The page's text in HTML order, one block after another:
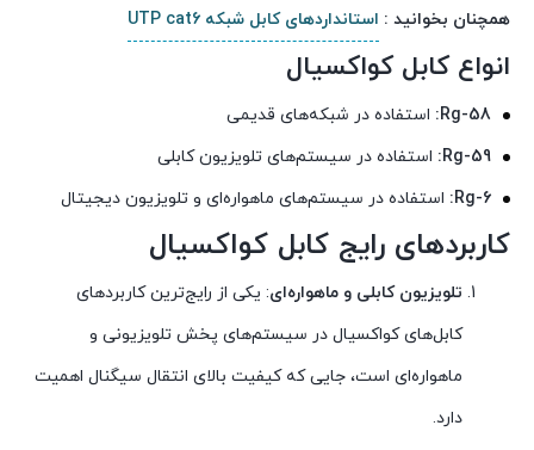
همچنان بخوانید : استانداردهای کابل شبکه UTP cat6
انواع کابل کواکسیال
Rg-58: استفاده در شبکه‌های قدیمی
Rg-59: استفاده در سیستم‌های تلویزیون کابلی
Rg-6: استفاده در سیستم‌های ماهواره‌ای و تلویزیون دیجیتال
کاربردهای رایج کابل کواکسیال
تلویزیون کابلی و ماهواره‌ای: یکی از رایج‌ترین کاربردهای
کابل‌های کواکسیال در سیستم‌های پخش تلویزیونی و
ماهواره‌ای است، جایی که کیفیت بالای انتقال سیگنال اهمیت
دارد.